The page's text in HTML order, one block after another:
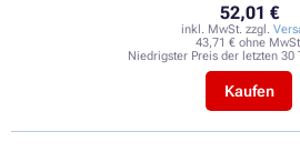
52,01 €
inkl. MwSt. zzgl.
43,71 € ohne
Niedrigster Preis der letzten 30
Kaufen